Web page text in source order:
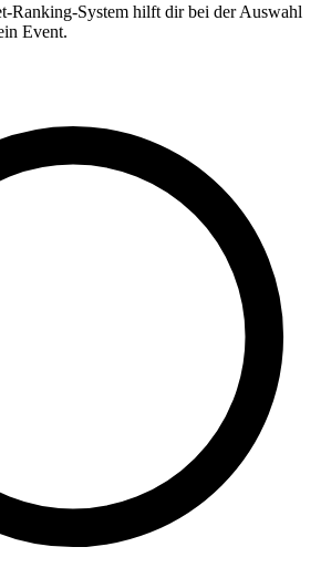
Ranking-System hilft dir bei der Auswahl
Event.